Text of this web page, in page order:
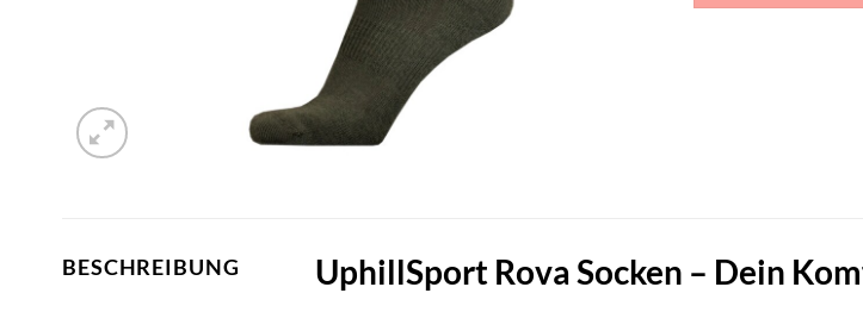
BESCHREIBUNG UphillSport Rova Socken – Dein